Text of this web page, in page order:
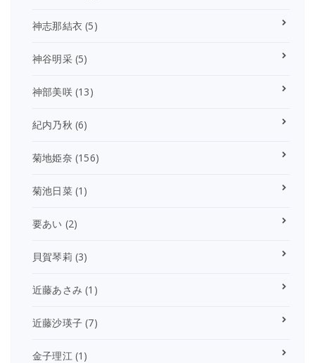
神志那結衣 (5)
神谷明采(5)
神部美咲(13)
紀内乃秋 (6)
菊地姫奈 (156)
菊池日菜(1)
要あい (2)
貝賀琴莉 (3)
近藤あさみ (1)
近藤沙瑛子 (7)
金子理江 (1)